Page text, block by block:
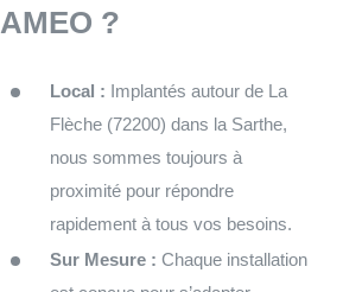
AMEO ?
Local : Implantés autour de La
Flèche (72200) dans la Sarthe,
nous sommes toujours à
proximité pour répondre
rapidement à tous vos besoins.
Sur Mesure : Chaque installation